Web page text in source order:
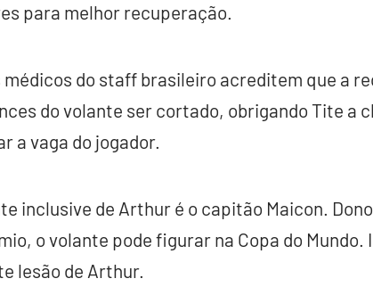
para melhor recuperação.
médicos do staff brasileiro acreditem que a
do volante ser cortado, obrigando Tite a
a vaga do jogador.
inclusive de Arthur é o capitão Maicon.
o volante pode figurar na Copa do
lesão de Arthur.